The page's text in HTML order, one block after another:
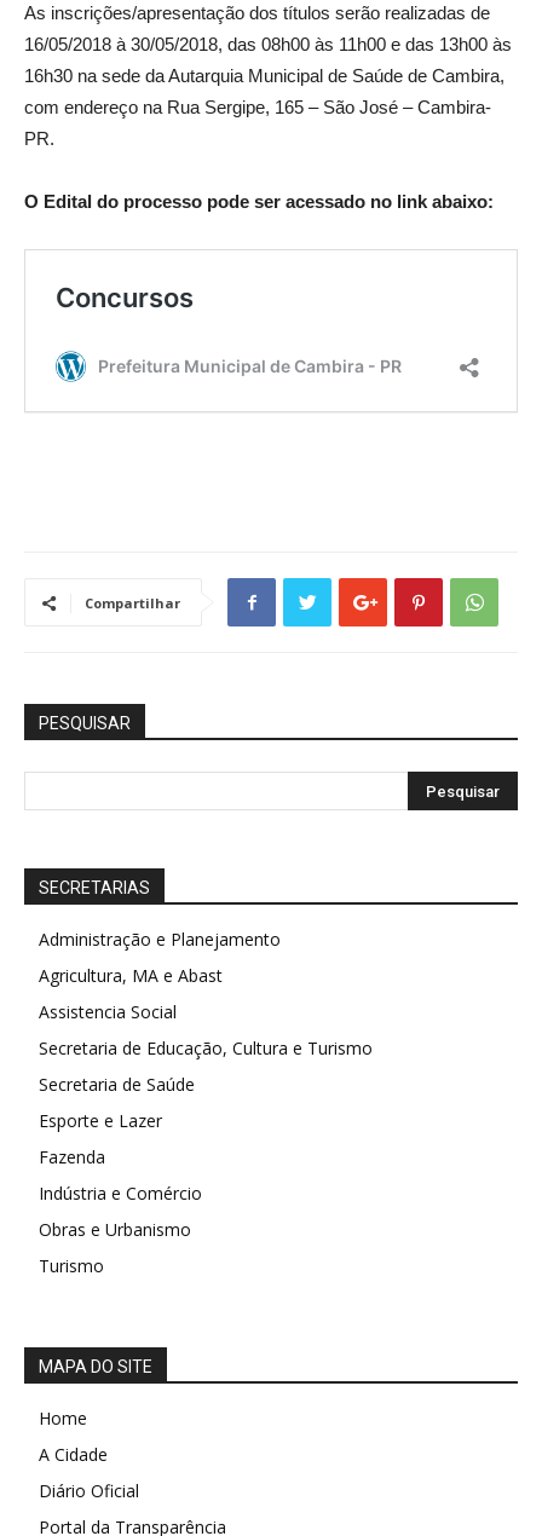
As inscrições/apresentação dos títulos serão realizadas de
16/05/2018 à 30/05/2018, das 08h00 às 11h00 e das 13h00 às
16h30 na sede da Autarquia Municipal de Saúde de Cambira,
com endereço na Rua Sergipe, 165 – São José – Cambira-
PR.
O Edital do processo pode ser acessado no link abaixo:
Compartilhar
PESQUISAR
SECRETARIAS
Administração e Planejamento
Agricultura, MA e Abast
Assistencia Social
Secretaria de Educação, Cultura e Turismo
Secretaria de Saúde
Esporte e Lazer
Fazenda
Indústria e Comércio
Obras e Urbanismo
Turismo
MAPA DO SITE
Home
A Cidade
Diário Oficial
Portal da Transparência